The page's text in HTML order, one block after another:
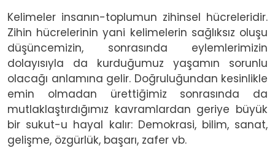
Kelimeler insanın-toplumun zihinsel hücreleridir.
Zihin hücrelerinin yani kelimelerin sağlıksız oluşu
düşüncemizin, sonrasında eylemlerimizin
dolayısıyla da kurduğumuz yaşamın sorunlu
olacağı anlamına gelir. Doğruluğundan kesinlikle
emin olmadan ürettiğimiz sonrasında da
mutlaklaştırdığımız kavramlardan geriye büyük
bir sukut-u hayal kalır: Demokrasi, bilim, sanat,
gelişme, özgürlük, başarı, zafer vb.